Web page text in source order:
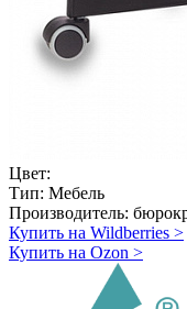
Цвет:
Тип: Мебель
Производитель:
Купить на Wildberries >
Купить на Ozon >